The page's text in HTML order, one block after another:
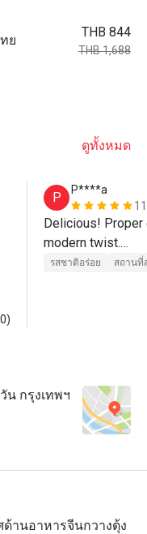
ย
THB 844
THB 1,688
ดูทั้งหมด
P
P****a
Delicious! Proper
modern twist.
Lighting is
รสชาติอร่อย สถานที่
กรุงเทพฯ
านอาหารจีนกวางตุ้ง